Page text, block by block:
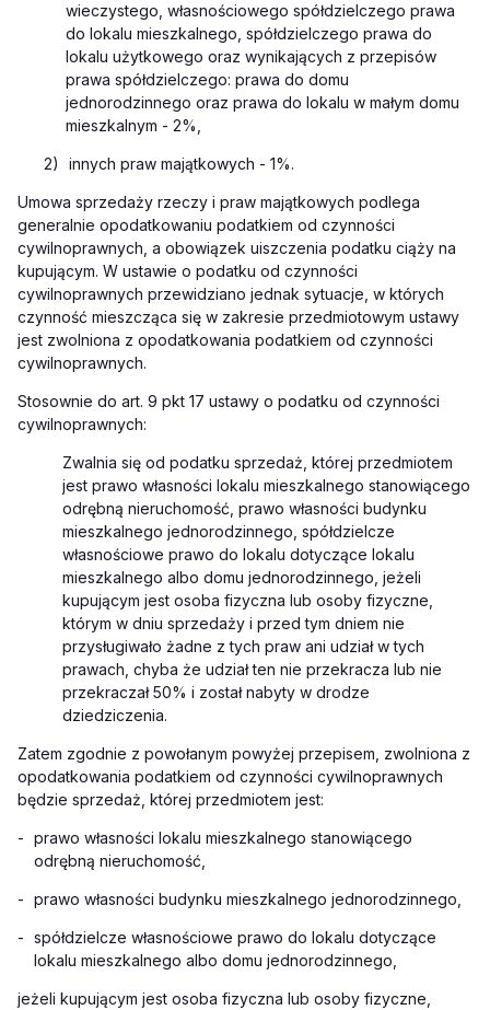
wieczystego, własnościowego spółdzielczego prawa
do lokalu mieszkalnego, spółdzielczego prawa do
lokalu użytkowego oraz wynikających z przepisów
prawa spółdzielczego: prawa do domu
jednorodzinnego oraz prawa do lokalu w małym domu
mieszkalnym - 2%,
2) innych praw majątkowych - 1%.
Umowa sprzedaży rzeczy i praw majątkowych podlega
generalnie opodatkowaniu podatkiem od czynności
cywilnoprawnych, a obowiązek uiszczenia podatku ciąży na
kupującym. W ustawie o podatku od czynności
cywilnoprawnych przewidziano jednak sytuacje, w których
czynność mieszcząca się w zakresie przedmiotowym ustawy
jest zwolniona z opodatkowania podatkiem od czynności
cywilnoprawnych.
Stosownie do art. 9 pkt 17 ustawy o podatku od czynności
cywilnoprawnych:
Zwalnia się od podatku sprzedaż, której przedmiotem
jest prawo własności lokalu mieszkalnego stanowiącego
odrębną nieruchomość, prawo własności budynku
mieszkalnego jednorodzinnego, spółdzielcze
własnościowe prawo do lokalu dotyczące lokalu
mieszkalnego albo domu jednorodzinnego, jeżeli
kupującym jest osoba fizyczna lub osoby fizyczne,
którym w dniu sprzedaży i przed tym dniem nie
przysługiwało żadne z tych praw ani udział w tych
prawach, chyba że udział ten nie przekracza lub nie
przekraczał 50% i został nabyty w drodze
dziedziczenia.
Zatem zgodnie z powołanym powyżej przepisem, zwolniona z
opodatkowania podatkiem od czynności cywilnoprawnych
będzie sprzedaż, której przedmiotem jest:
- prawo własności lokalu mieszkalnego stanowiącego
odrębną nieruchomość,
- prawo własności budynku mieszkalnego jednorodzinnego,
- spółdzielcze własnościowe prawo do lokalu dotyczące
lokalu mieszkalnego albo domu jednorodzinnego,
jeżeli kupującym jest osoba fizyczna lub osoby fizyczne,